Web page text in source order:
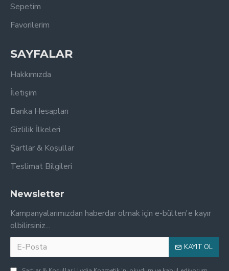
Sepetim
Favorilerim
SAYFALAR
Hakkımızda
İletişim
Banka Hesapları
Gizlilik İlkeleri
Şartlar & Koşullar
Teslimat Bilgileri
Newsletter
Kampanyalarımızdan haberdar olmak için e-bülten'e kayır
olbilirsiniz...
KAYIT OL